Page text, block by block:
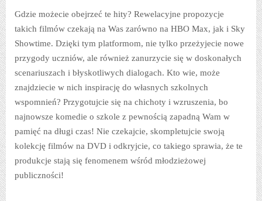
Gdzie możecie obejrzeć te hity? Rewelacyjne propozycje
takich filmów czekają na Was zarówno na HBO Max, jak i Sky
Showtime. Dzięki tym platformom, nie tylko przeżyjecie nowe
przygody uczniów, ale również zanurzycie się w doskonałych
scenariuszach i błyskotliwych dialogach. Kto wie, może
znajdziecie w nich inspirację do własnych szkolnych
wspomnień? Przygotujcie się na chichoty i wzruszenia, bo
najnowsze komedie o szkole z pewnością zapadną Wam w
pamięć na długi czas! Nie czekajcie, skompletujcie swoją
kolekcję filmów na DVD i odkryjcie, co takiego sprawia, że te
produkcje stają się fenomenem wśród młodzieżowej
publiczności!